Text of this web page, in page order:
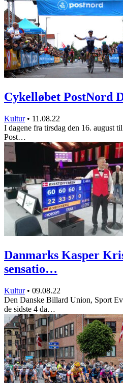
Cykelløbet PostNord
Kultur • 11.08.22
I dagene fra tirsdag den 16. august
Post…
Danmarks Kasper
sensatio…
Kultur • 09.08.22
Den Danske Billard Union, Sport
de sidste 4 da…